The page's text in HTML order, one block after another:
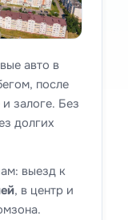
авто в
после
залоге. Без
долгих
выезд к
, в центр и